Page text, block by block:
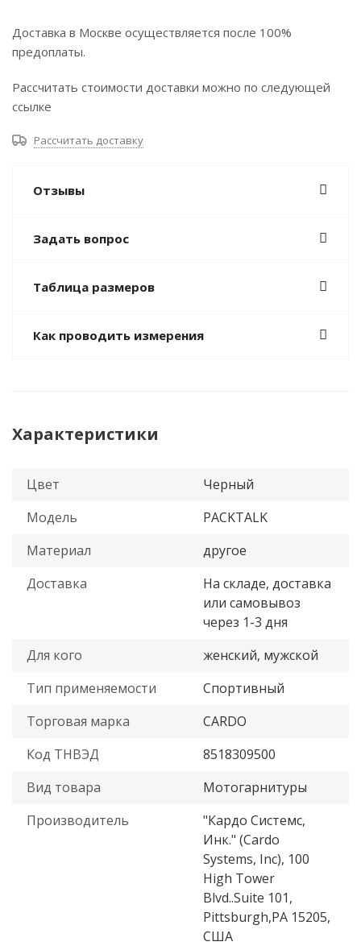
Доставка в Москве осуществляется после 100%
предоплаты.
Рассчитать стоимости доставки можно по следующей
ссылке
Рассчитать доставку
Отзывы
Задать вопрос
Таблица размеров
Как проводить измерения
Характеристики
Цвет
Черный
Модель
PACKTALK
Материал
другое
Доставка
На складе, доставка
или самовывоз
через 1-3 дня
Для кого
женский, мужской
Тип применяемости
Спортивный
Торговая марка
CARDO
Код ТНВЭД
8518309500
Вид товара
Мотогарнитуры
Производитель
"Кардо Системс,
Инк." (Cardo
Systems, Inc), 100
High Tower
Blvd..Suite 101,
Pittsburgh,PA 15205,
США